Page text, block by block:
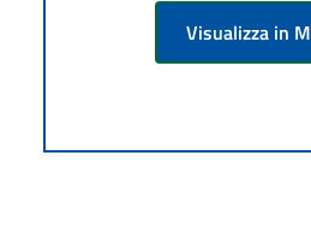
Visualizza in